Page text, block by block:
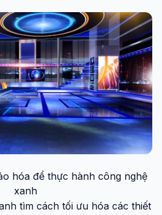
hóa để thực hành công nghệ
xanh
tìm cách tối ưu hóa các thiết